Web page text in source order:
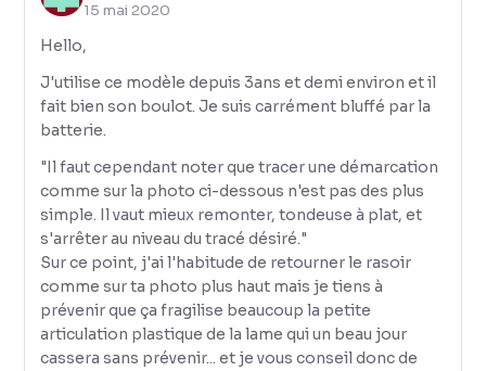
15 mai 2020
Hello,
J'utilise ce modèle depuis 3ans et demi environ et il
fait bien son boulot. Je suis carrément bluffé par la
batterie.
"Il faut cependant noter que tracer une démarcation
comme sur la photo ci-dessous n'est pas des plus
simple. Il vaut mieux remonter, tondeuse à plat, et
s'arrêter au niveau du tracé désiré."
Sur ce point, j'ai l'habitude de retourner le rasoir
comme sur ta photo plus haut mais je tiens à
prévenir que ça fragilise beaucoup la petite
articulation plastique de la lame qui un beau jour
cassera sans prévenir... et je vous conseil donc de